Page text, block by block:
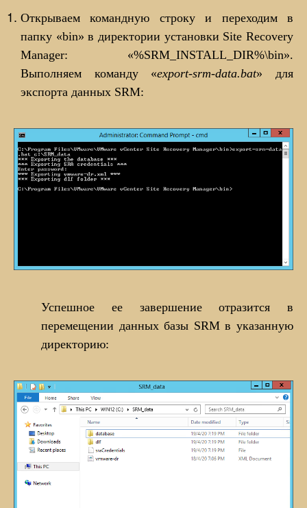
Открываем командную строку и переходим в
папку «bin» в директории установки Site Recovery
Manager: «%SRM_INSTALL_DIR%\bin».
Выполняем команду «export-srm-data.bat» для
экспорта данных SRM:
Успешное ее завершение отразится в
перемещении данных базы SRM в указанную
директорию: